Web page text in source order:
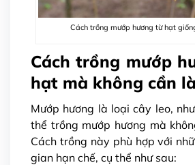
Cách trồng mướp hương từ hạt
Cách trồng mướp
hạt mà không cần
Mướp hương là loại cây leo,
thể trồng mướp hương mà
Cách trồng này phù hợp với
gian hạn chế, cụ thể như sau: